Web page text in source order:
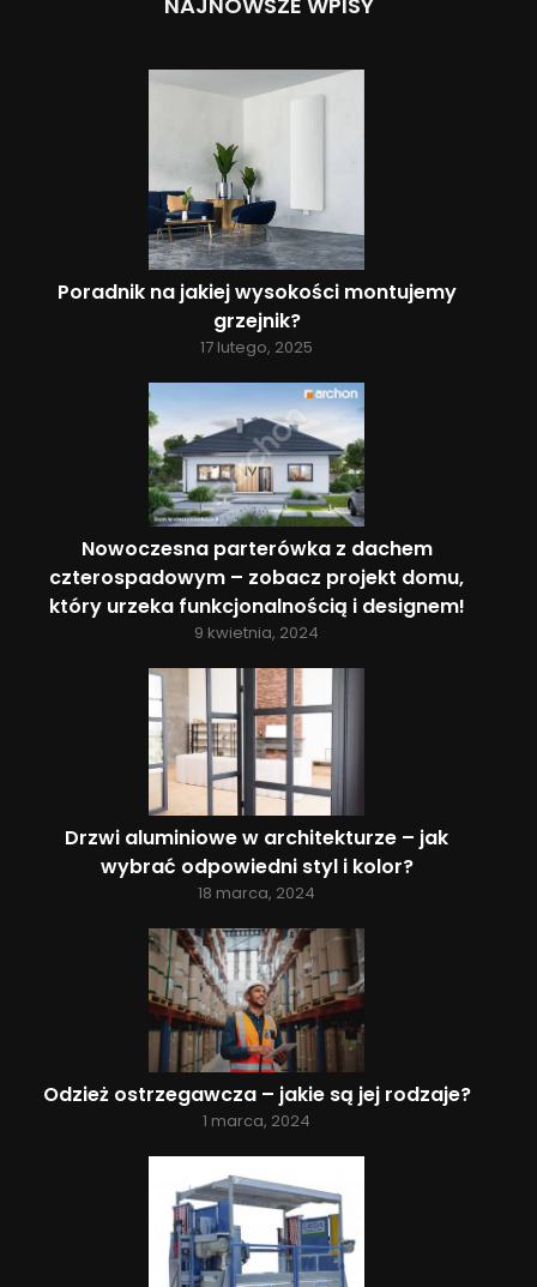
Poradnik na jakiej wysokości montujemy
grzejnik?
17 lutego, 2025
Nowoczesna parterówka z dachem
czterospadowym – zobacz projekt domu,
który urzeka funkcjonalnością i designem!
9 kwietnia, 2024
Drzwi aluminiowe w architekturze – jak
wybrać odpowiedni styl i kolor?
18 marca, 2024
Odzież ostrzegawcza – jakie są jej rodzaje?
1 marca, 2024